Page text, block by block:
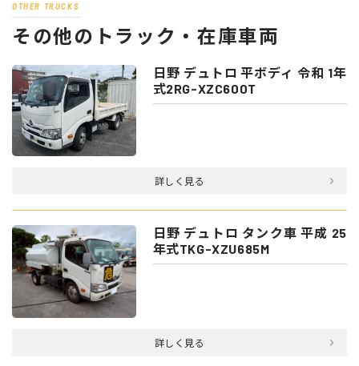
OTHER TRUCKS
その他のトラック・在庫車両
日野 デュトロ 平ボディ 令和 1年
式2RG-XZC600T
詳しく見る
日野 デュトロ タンク車 平成 25
年式TKG-XZU685M
詳しく見る